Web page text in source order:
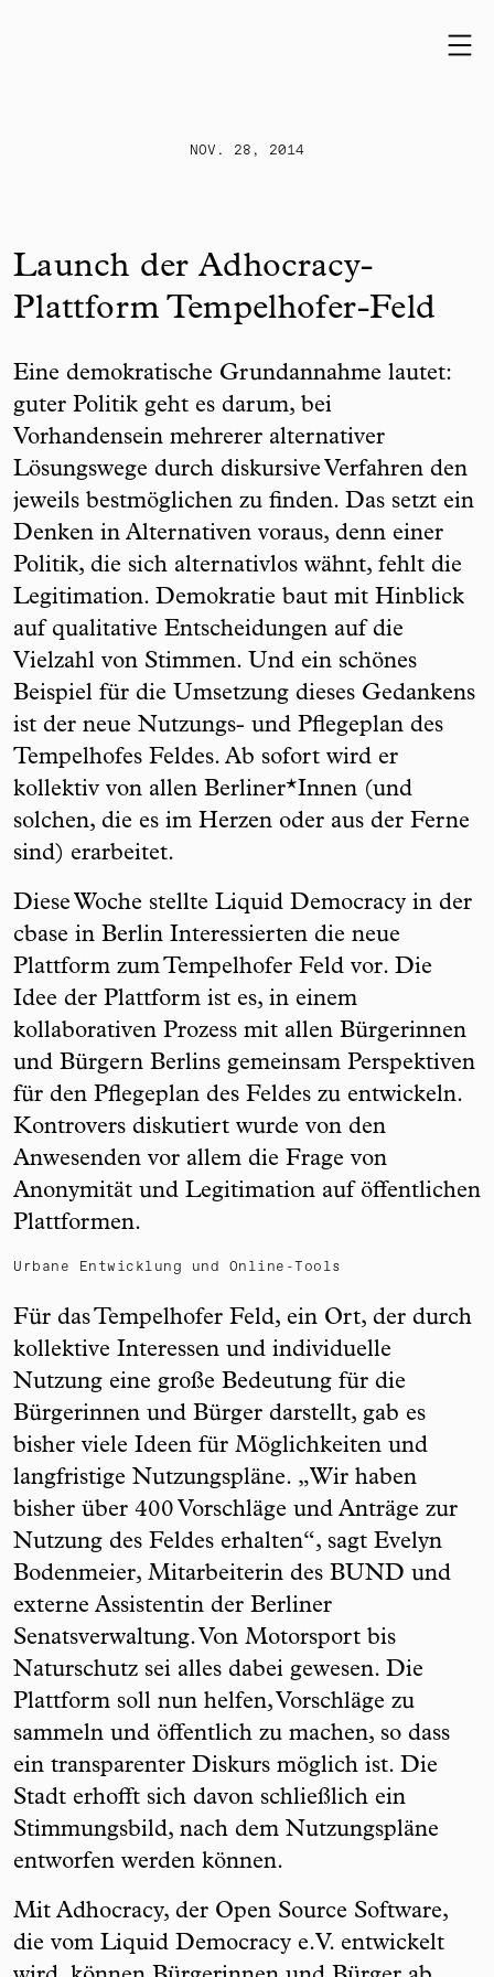
NOV. 28, 2014
Launch der Adhocracy-
Plattform Tempelhofer-Feld
Eine demokratische Grundannahme lautet:
guter Politik geht es darum, bei
Vorhandensein mehrerer alternativer
Lösungswege durch diskursive Verfahren den
jeweils bestmöglichen zu finden. Das setzt ein
Denken in Alternativen voraus, denn einer
Politik, die sich alternativlos wähnt, fehlt die
Legitimation. Demokratie baut mit Hinblick
auf qualitative Entscheidungen auf die
Vielzahl von Stimmen. Und ein schönes
Beispiel für die Umsetzung dieses Gedankens
ist der neue Nutzungs- und Pflegeplan des
Tempelhofes Feldes. Ab sofort wird er
kollektiv von allen Berliner*Innen (und
solchen, die es im Herzen oder aus der Ferne
sind) erarbeitet.
Diese Woche stellte Liquid Democracy in der
cbase in Berlin Interessierten die neue
Plattform zum Tempelhofer Feld vor. Die
Idee der Plattform ist es, in einem
kollaborativen Prozess mit allen Bürgerinnen
und Bürgern Berlins gemeinsam Perspektiven
für den Pflegeplan des Feldes zu entwickeln.
Kontrovers diskutiert wurde von den
Anwesenden vor allem die Frage von
Anonymität und Legitimation auf öffentlichen
Plattformen.
Urbane Entwicklung und Online-Tools
Für das Tempelhofer Feld, ein Ort, der durch
kollektive Interessen und individuelle
Nutzung eine große Bedeutung für die
Bürgerinnen und Bürger darstellt, gab es
bisher viele Ideen für Möglichkeiten und
langfristige Nutzungspläne. „Wir haben
bisher über 400 Vorschläge und Anträge zur
Nutzung des Feldes erhalten“, sagt Evelyn
Bodenmeier, Mitarbeiterin des BUND und
externe Assistentin der Berliner
Senatsverwaltung. Von Motorsport bis
Naturschutz sei alles dabei gewesen. Die
Plattform soll nun helfen, Vorschläge zu
sammeln und öffentlich zu machen, so dass
ein transparenter Diskurs möglich ist. Die
Stadt erhofft sich davon schließlich ein
Stimmungsbild, nach dem Nutzungspläne
entworfen werden können.
Mit Adhocracy, der Open Source Software,
die vom Liquid Democracy e.V. entwickelt